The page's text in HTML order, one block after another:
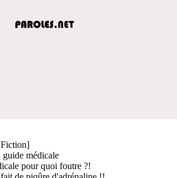
guide médicale
pour quoi foutre ?!